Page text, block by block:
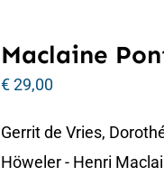
Maclaine
€29,00
Gerrit de Vries,
Höweler - Henri